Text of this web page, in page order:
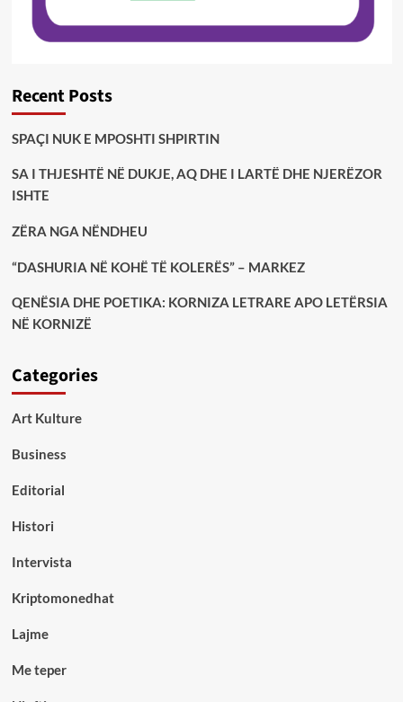
Recent Posts
SPAÇI NUK E MPOSHTI SHPIRTIN
SA I THJESHTË NË DUKJE, AQ DHE I LARTË DHE NJERËZOR
ISHTE
ZËRA NGA NËNDHEU
“DASHURIA NË KOHË TË KOLERËS” – MARKEZ
QENËSIA DHE POETIKA: KORNIZA LETRARE APO LETËRSIA
NË KORNIZË
Categories
Art Kulture
Business
Editorial
Histori
Intervista
Kriptomonedhat
Lajme
Me teper